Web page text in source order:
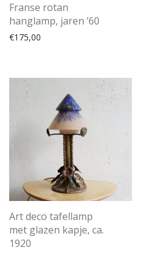
Franse rotan
hanglamp, jaren ’60
€175,00
Art deco tafellamp
met glazen kapje, ca.
1920